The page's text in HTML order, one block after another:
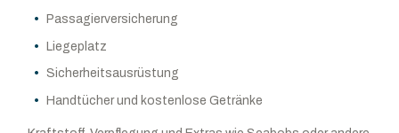
Passagierversicherung
Liegeplatz
Sicherheitsausrüstung
Handtücher und kostenlose Getränke